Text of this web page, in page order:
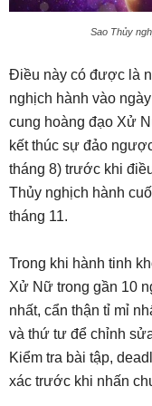
Sao Thủy
Điều này có được là
nghịch hành vào
cung hoàng đạo Xử
kết thúc sự đảo
tháng 8) trước khi
Thủy nghịch hành
tháng 11.
Trong khi hành tinh
Xử Nữ trong gần 10
nhất, cẩn thận tỉ mỉ
và thứ tư để chỉnh
Kiểm tra bài tập,
xác trước khi nhấn